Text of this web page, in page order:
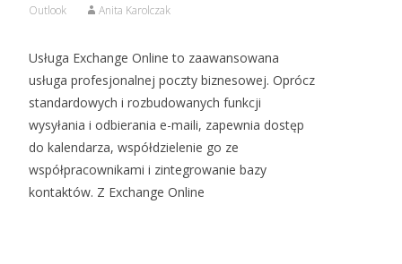
Outlook
Anita Karolczak
Usługa Exchange Online to zaawansowana
usługa profesjonalnej poczty biznesowej. Oprócz
standardowych i rozbudowanych funkcji
wysyłania i odbierania e-maili, zapewnia dostęp
do kalendarza, współdzielenie go ze
współpracownikami i zintegrowanie bazy
kontaktów. Z Exchange Online